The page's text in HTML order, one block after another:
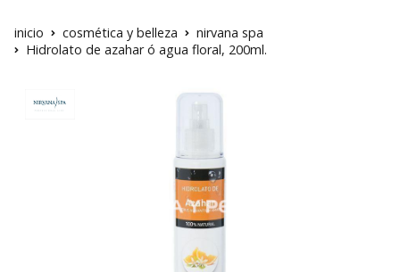
inicio cosmética y belleza
nirvana spa
Hidrolato de azahar ó agua floral, 200ml.